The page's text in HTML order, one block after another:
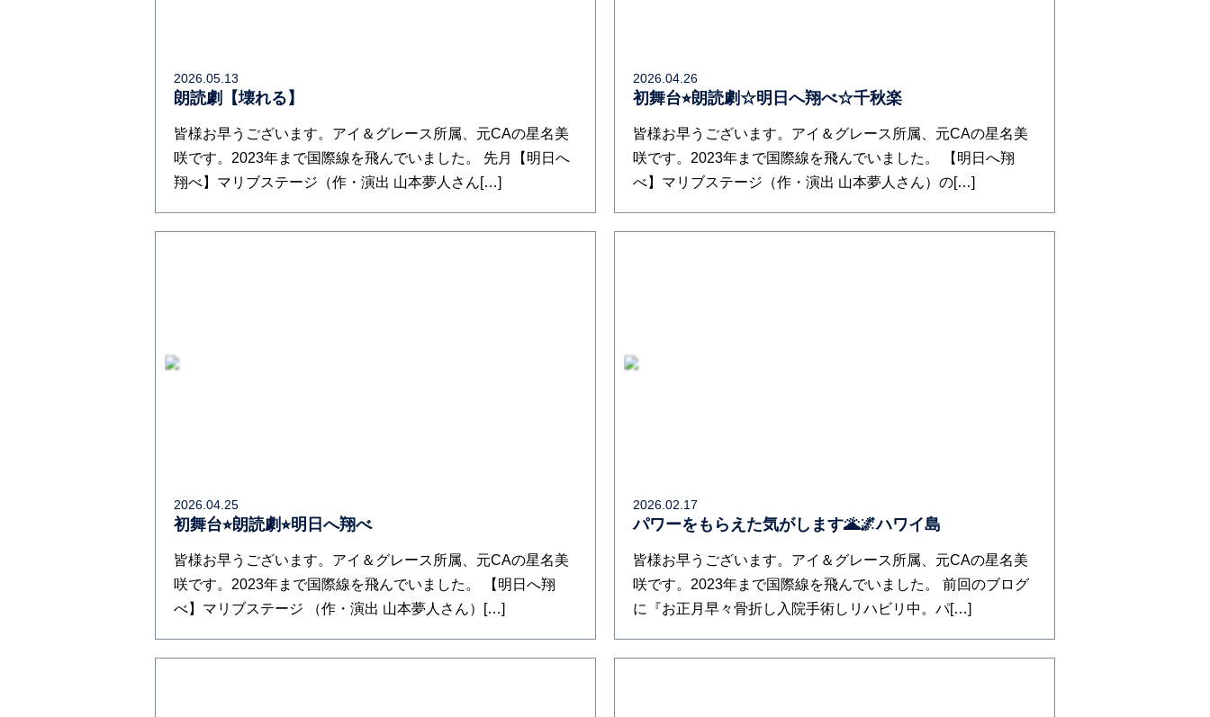
2026.05.13
朗読劇【壊れる】
皆様お早うございます。アイ＆グレース所属、元CAの星名美
咲です。2023年まで国際線を飛んでいました。 先月【明日へ
翔べ】マリブステージ（作・演出 山本夢人さん[…]
2026.04.26
初舞台⭐︎朗読劇☆明日へ翔べ☆千秋楽
皆様お早うございます。アイ＆グレース所属、元CAの星名美
咲です。2023年まで国際線を飛んでいました。 【明日へ翔
べ】マリブステージ（作・演出 山本夢人さん）の[…]
2026.04.25
初舞台⭐︎朗読劇⭐︎明日へ翔べ
皆様お早うございます。アイ＆グレース所属、元CAの星名美
咲です。2023年まで国際線を飛んでいました。 【明日へ翔
べ】マリブステージ （作・演出 山本夢人さん）[…]
2026.02.17
パワーをもらえた気がします🌋🌌ハワイ島
皆様お早うございます。アイ＆グレース所属、元CAの星名美
咲です。2023年まで国際線を飛んでいました。 前回のブログ
に『お正月早々骨折し入院手術しリハビリ中。パ[…]